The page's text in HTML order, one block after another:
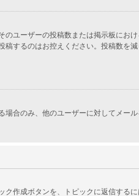
ユーザーの投稿数または掲示板に
するのはお控えください。投稿数
合のみ、他のユーザーに対してメー
作成ボタンを、トピックに返信する